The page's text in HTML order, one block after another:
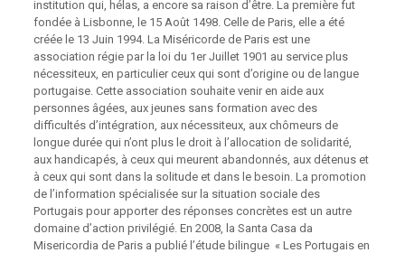
institution qui, hélas, a encore sa raison d’être. La première fut
fondée à Lisbonne, le 15 Août 1498. Celle de Paris, elle a été
créée le 13 Juin 1994. La Miséricorde de Paris est une
association régie par la loi du 1er Juillet 1901 au service plus
nécessiteux, en particulier ceux qui sont d’origine ou de langue
portugaise. Cette association souhaite venir en aide aux
personnes âgées, aux jeunes sans formation avec des
difficultés d’intégration, aux nécessiteux, aux chômeurs de
longue durée qui n’ont plus le droit à l’allocation de solidarité,
aux handicapés, à ceux qui meurent abandonnés, aux détenus et
à ceux qui sont dans la solitude et dans le besoin. La promotion
de l’information spécialisée sur la situation sociale des
Portugais pour apporter des réponses concrètes est un autre
domaine d’action privilégié. En 2008, la Santa Casa da
Misericordia de Paris a publié l’étude bilingue « Les Portugais en